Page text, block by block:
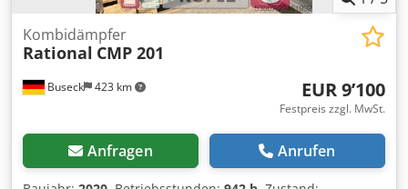
Buseck 423 km
Kombidämpfer
Rational CMP 201
EUR 9’100
Festpreis zzgl. MwSt.
Anfragen Anrufen